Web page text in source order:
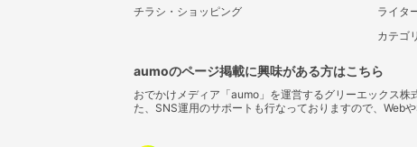
チラシ・ショッピング
ライタ
カテゴ
aumoのページ掲載に興味がある方はこちら
おでかけメディア「aumo」を運営するグリーエックス
た、SNS運用のサポートも行なっておりますので、Web